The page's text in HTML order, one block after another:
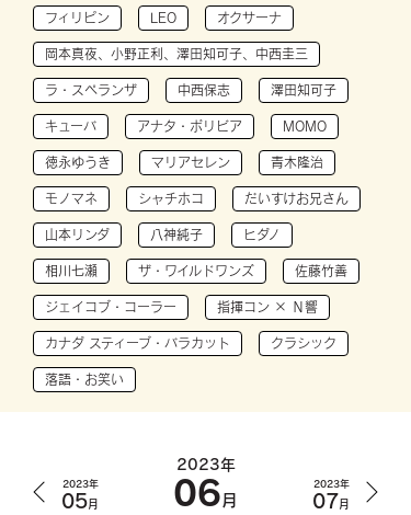
フィリピン LEO オクサーナ
岡本真夜、小野正利、澤田知可子、中西圭三
ラ・スペランザ 中西保志 澤田知可子
キューバ アナタ・ボリビア MOMO
徳永ゆうき マリアセレン 青木隆治
モノマネ シャチホコ だいすけお兄さん
山本リンダ 八神純子 ヒダノ
相川七瀬 ザ・ワイルドワンズ 佐藤竹善
ジェイコブ・コーラー 指揮コン × Ｎ響
カナダ スティーブ・バラカット クラシック
落語・お笑い
2023年
05月
2023年
06月
2023年
07月